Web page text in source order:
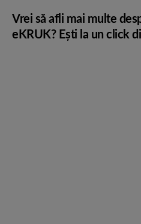
Vrei să afli mai multe
eKRUK? Ești la un click